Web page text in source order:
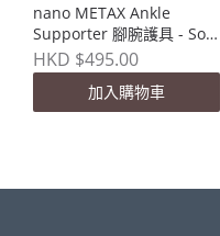
nano METAX Ankle
Supporter 腳腕護具 - Soft
Type (薄款)
HKD $495.00
加入購物車